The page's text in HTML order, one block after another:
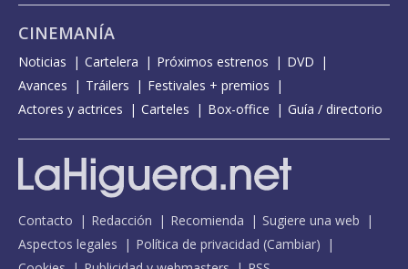
CINEMANÍA
Noticias Cartelera Próximos estrenos
DVD
Avances
Tráilers
Festivales + premios
Actores y actrices
Carteles Box-office Guía / directorio
Contacto Redacción Recomienda
Sugiere una web
Aspectos legales
Política de privacidad (Cambiar)